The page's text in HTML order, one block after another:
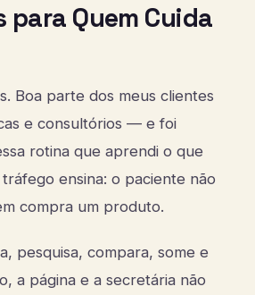
para Quem Cuida
Boa parte dos meus clientes
e consultórios — e foi
rotina que aprendi o que
ensina: o paciente não
compra um produto.
pesquisa, compara, some e
a página e a secretária não